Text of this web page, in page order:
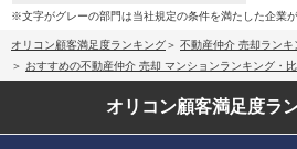
※文字がグレーの部門は当社規定の条件を満たした企業
オリコン顧客満足度ランキング
不動産仲介 売却ランキ
おすすめの不動産仲介 売却 マンションランキング・
オリコン顧客満足度ラ